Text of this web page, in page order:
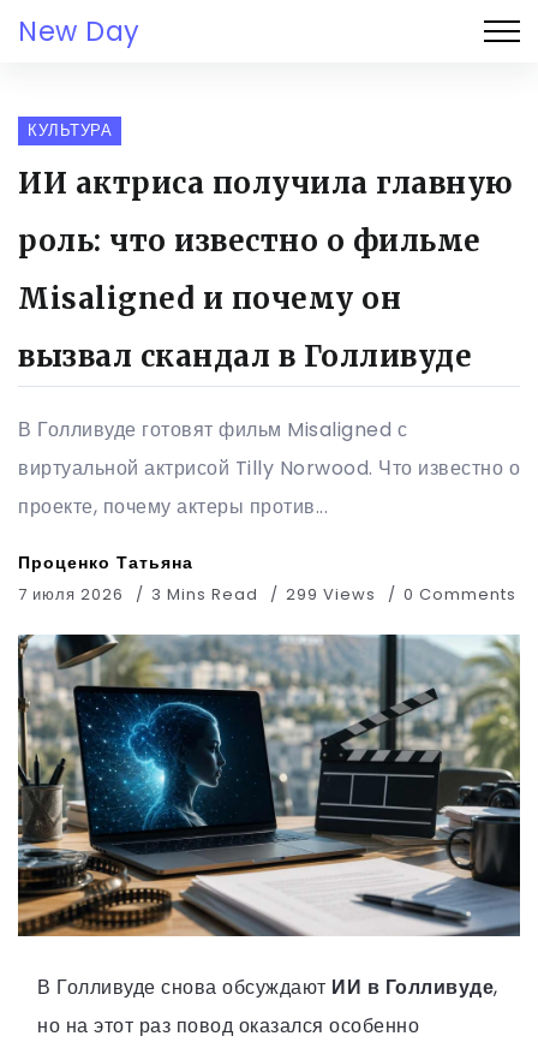
New Day
КУЛЬТУРА
ИИ актриса получила главную
роль: что известно о фильме
Misaligned и почему он
вызвал скандал в Голливуде
В Голливуде готовят фильм Misaligned с
виртуальной актрисой Tilly Norwood. Что известно о
проекте, почему актеры против...
Проценко Татьяна
7 июля 2026 3 Mins Read 299 Views 0 Comments
В Голливуде снова обсуждают ИИ в Голливуде,
но на этот раз повод оказался особенно